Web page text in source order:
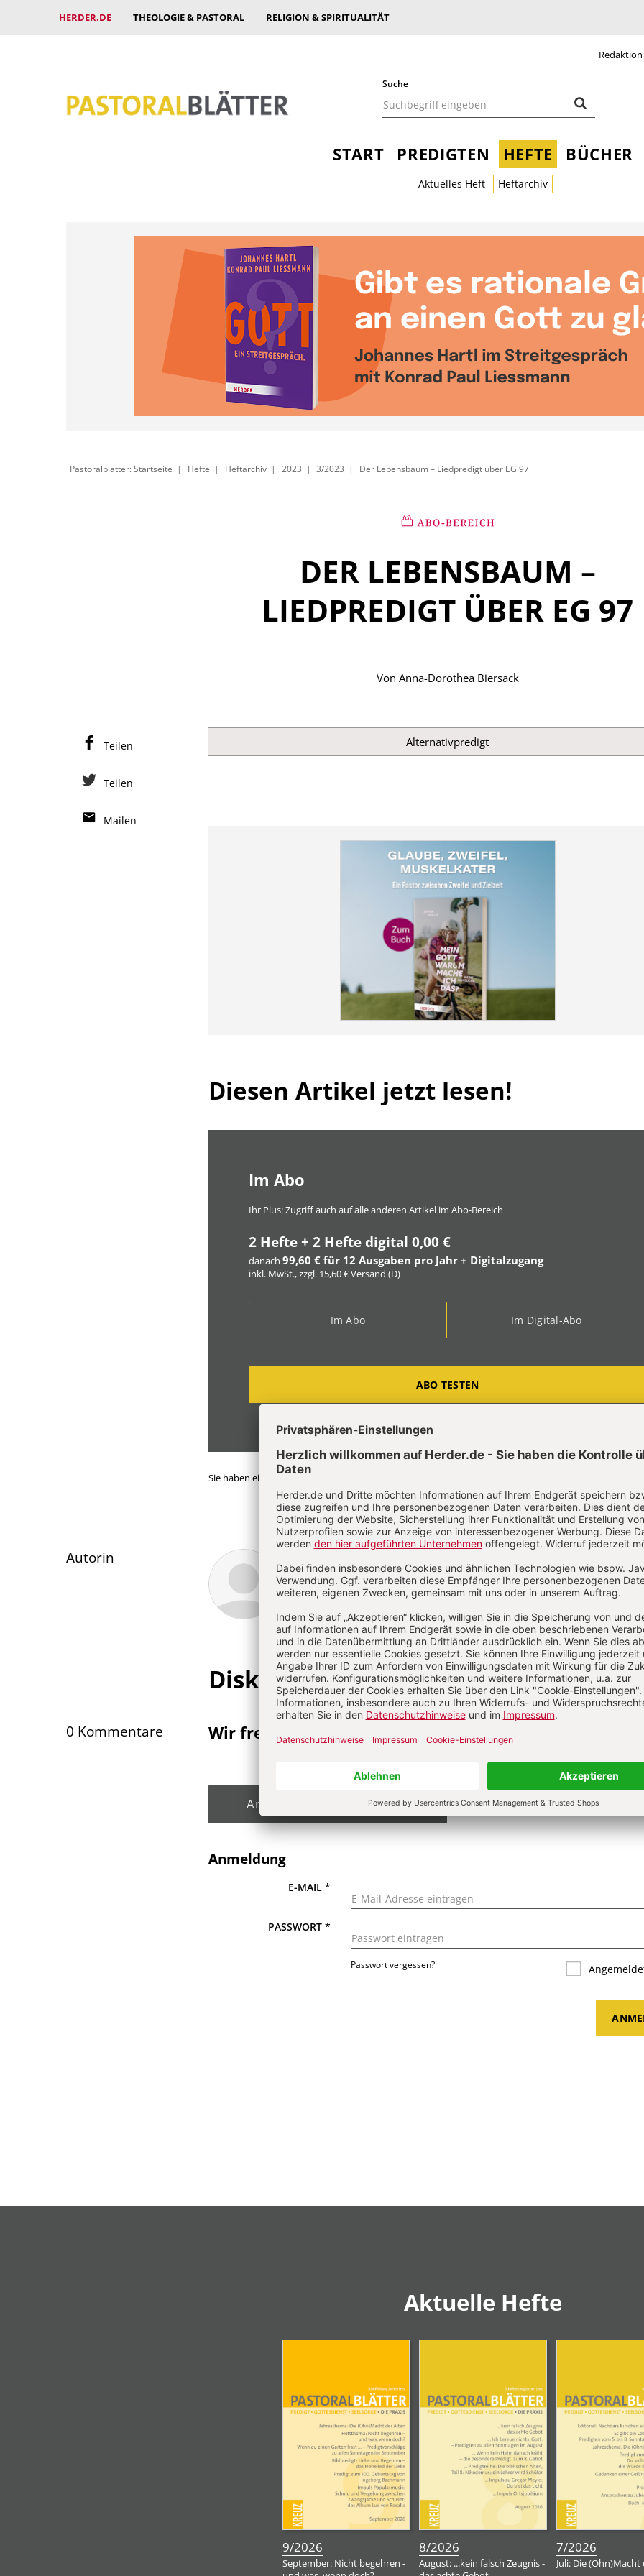
HERDER.DE THEOLOGIE & PASTORAL RELIGION & SPIRITUALITÄT
Redaktion
Suche
START PREDIGTEN HEFTE BÜCHER
Aktuelles Heft Heftarchiv
Pastoralblätter: Startseite Hefte Heftarchiv 2023 3/2023 Der Lebensbaum – Liedpredigt über EG 97
DER LEBENSBAUM –
LIEDPREDIGT ÜBER EG 97
Von Anna-Dorothea Biersack
Alternativpredigt
Diesen Artikel jetzt lesen!
Im Abo
Ihr Plus: Zugriff auch auf alle anderen Artikel im Abo-Bereich
2 Hefte + 2 Hefte digital 0,00 €
danach 99,60 € für 12 Ausgaben pro Jahr + Digitalzugang
inkl. MwSt., zzgl. 15,60 € Versand (D)
Im Abo Im Digital-Abo
ABO TESTEN
Sie haben ein Abonnement?
Teilen
Teilen
Mailen
Überschrift
Autorin
Diskussion
0 Kommentare Wir freuen uns über Ihren Kommentar
Angemeldet kommentieren Als Gast kommentieren
Anmeldung
E-MAIL*
PASSWORT*
Passwort vergessen?
Aktuelle Hefte
9/2026
September: Nicht begehren -
8/2026
August: ...kein falsch Zeugnis -
7/2026
Juli: Die